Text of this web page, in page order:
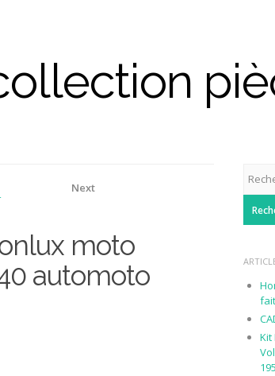
Next
Polini Compatible Avec Piaggio
moto
automoto
Kit